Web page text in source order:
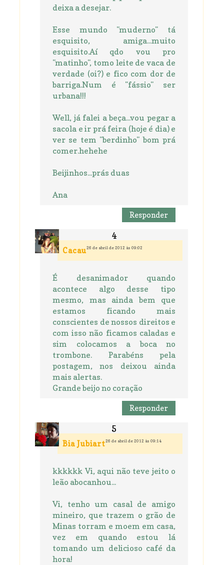
deixa a desejar.
Esse mundo "muderno" tá
esquisito, amiga...muito
esquisito.Aí qdo vou pro
"matinho", tomo leite de vaca de
verdade (oi?) e fico com dor de
barriga.Num é "fássio" ser
urbana!!!
Well, já falei a beça...vou pegar a
sacola e ir prá feira (hoje é dia) e
ver se tem "berdinho" bom prá
comer.hehehe
Beijinhos...prás duas
Ana
Responder
Cacau26 de abril de 2012 às 09:02
É desanimador quando
acontece algo desse tipo
mesmo, mas ainda bem que
estamos ficando mais
conscientes de nossos direitos e
com isso não ficamos caladas e
sim colocamos a boca no
trombone. Parabéns pela
postagem, nos deixou ainda
mais alertas.
Grande beijo no coração
Responder
Bia Jubiart26 de abril de 2012 às 09:14
kkkkkk Vi, aqui não teve jeito o
leão abocanhou...
Vi, tenho um casal de amigo
mineiro, que trazem o grão de
Minas torram e moem em casa,
vez em quando estou lá
tomando um delicioso café da
hora!